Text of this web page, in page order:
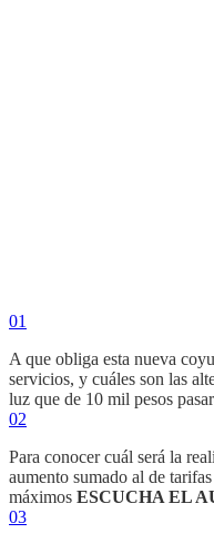
01
A que obliga esta nueva
servicios, y cuáles son las
luz que de 10 mil pesos
02
Para conocer cuál será la
aumento sumado al de
máximos ESCUCHA EL
03